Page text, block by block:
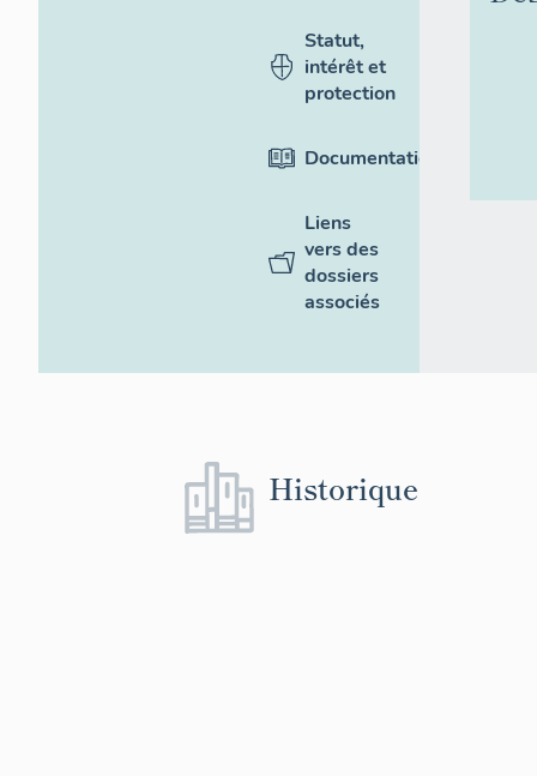
Statut,
intérêt et
protection
Documentation
Liens
vers des
dossiers
associés
Historique